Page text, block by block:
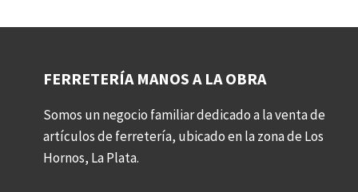
FERRETERÍA MANOS A LA OBRA
Somos un negocio familiar dedicado a la venta de
artículos de ferretería, ubicado en la zona de Los
Hornos, La Plata.